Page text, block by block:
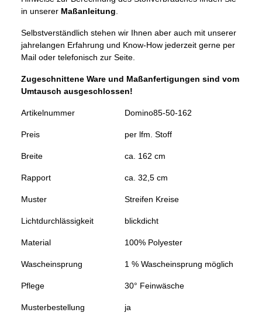
in unserer Maßanleitung
Selbstverständlich stehen wir Ihnen aber auch mit unserer
jahrelangen Erfahrung und Know-How jederzeit gerne per
Mail oder telefonisch zur Seite.
Zugeschnittene Ware und Maßanfertigungen sind vom
Umtausch ausgeschlossen!
Artikelnummer Domino85-50-162
Preis per lfm. Stoff
Breite ca. 162 cm
Rapport ca. 32,5 cm
Muster Streifen Kreise
Lichtdurchlässigkeit blickdicht
Material 100% Polyester
Wascheinsprung 1 % Wascheinsprung möglich
Pflege 30° Feinwäsche
Musterbestellung ja